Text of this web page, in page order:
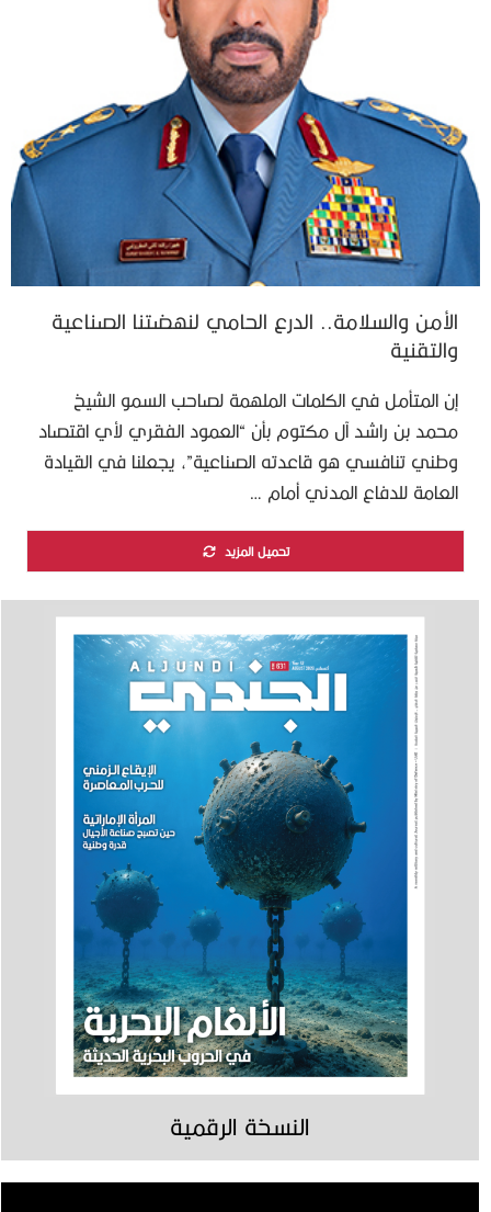
الأمن والسلامة.. الدرع الحامي لنهضتنا الصناعية
والتقنية
إن المتأمل في الكلمات الملهمة لصاحب السمو الشيخ
محمد بن راشد آل مكتوم بأن “العمود الفقري لأي اقتصاد
وطني تنافسي هو قاعدته الصناعية”، يجعلنا في القيادة
العامة للدفاع المدني أمام …
تحميل المزيد
النسخة الرقمية